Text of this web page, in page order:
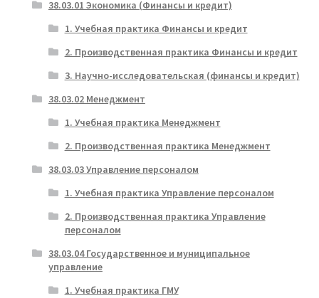
38.03.01 Экономика (Финансы и кредит)
1. Учебная практика Финансы и кредит
2. Производственная практика Финансы и кредит
3. Научно-исследовательская (финансы и кредит)
38.03.02 Менеджмент
1. Учебная практика Менеджмент
2. Производственная практика Менеджмент
38.03.03 Управление персоналом
1. Учебная практика Управление персоналом
2. Производственная практика Управление
персоналом
38.03.04 Государственное и муниципальное
управление
1. Учебная практика ГМУ